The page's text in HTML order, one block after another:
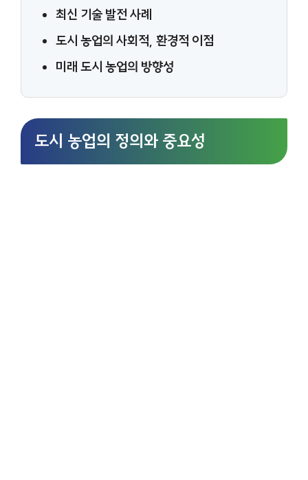
최신 기술 발전 사례
도시 농업의 사회적, 환경적 이점
미래 도시 농업의 방향성
도시 농업의 정의와 중요성